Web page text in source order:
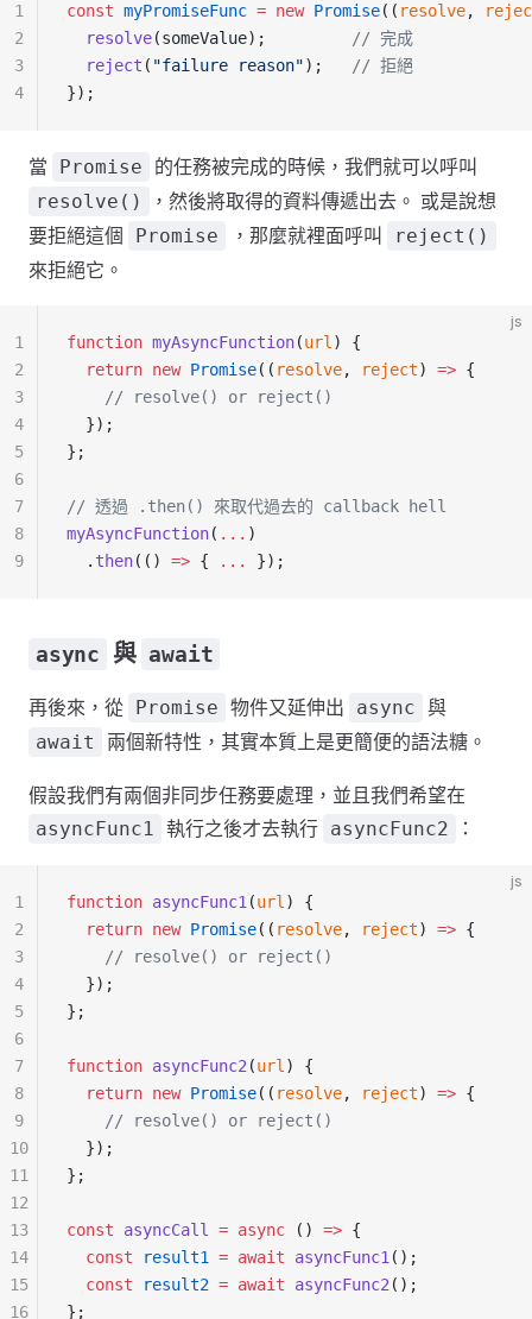
const myPromiseFunc = new Promise(( resolve,
  resolve
(someValue);
// 完成
  reject
( "failure reason");
// 拒絕
});
1
2
3
4
當 Promise 的任務被完成的時候，我們就可以呼叫
resolve()
，然後將取得的資料傳遞出去。 或是說想
要拒絕這個
Promise ，那麼就裡面呼叫 reject()
來拒絕它。
js
function myAsyncFunction(url ) {
  return
new Promise(( resolve, reject) => {
    // resolve() or reject()
  });
};
// 透過 .then() 來取代過去的 callback hell
myAsyncFunction( ... )
  .
then(() => { ... });
1
2
3
4
5
6
7
8
9
async 與 await
再後來，從 Promise 物件又延伸出 async 與
await 兩個新特性，其實本質上是更簡便的語法糖。
假設我們有兩個非同步任務要處理，並且我們希望在
asyncFunc1 執行之後才去執行 asyncFunc2 ：
js
function asyncFunc1 (url ) {
  return
new Promise(( resolve, reject) => {
    // resolve() or reject()
  });
};
function asyncFunc2 (url ) {
  return
new Promise(( resolve, reject) => {
    // resolve() or reject()
  });
};
const asyncCall = async () => {
  const
result1 = await asyncFunc1 ();
  const
result2 = await asyncFunc2 ();
};
1
2
3
4
5
6
7
8
9
10
11
12
13
14
15
16